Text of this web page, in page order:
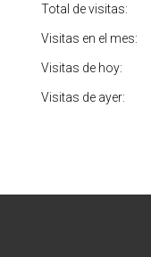
Total de visitas:
Visitas en el mes:
Visitas de hoy:
Visitas de ayer: